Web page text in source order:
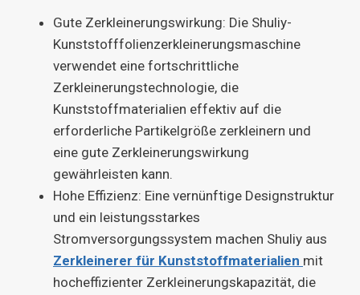
Gute Zerkleinerungswirkung: Die Shuliy-
Kunststofffolienzerkleinerungsmaschine
verwendet eine fortschrittliche
Zerkleinerungstechnologie, die
Kunststoffmaterialien effektiv auf die
erforderliche Partikelgröße zerkleinern und
eine gute Zerkleinerungswirkung
gewährleisten kann.
Hohe Effizienz: Eine vernünftige Designstruktur
und ein leistungsstarkes
Stromversorgungssystem machen Shuliy aus
Zerkleinerer für Kunststoffmaterialien mit
hocheffizienter Zerkleinerungskapazität, die